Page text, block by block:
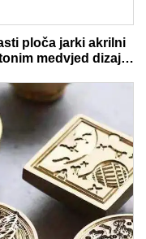
ploča jarki akrilni
medvjed dizajn